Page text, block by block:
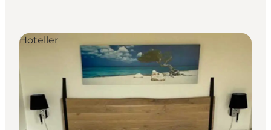
Hoteller